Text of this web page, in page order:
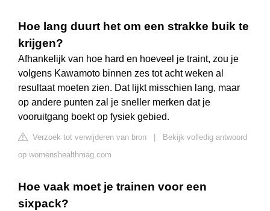
Hoe lang duurt het om een strakke buik te
krijgen?
Afhankelijk van hoe hard en hoeveel je traint, zou je
volgens Kawamoto binnen zes tot acht weken al
resultaat moeten zien. Dat lijkt misschien lang, maar
op andere punten zal je sneller merken dat je
vooruitgang boekt op fysiek gebied.
Verzoek tot verwijderen van bron
Bekijk volledig antwoord
op womenshealthmag.com
Hoe vaak moet je trainen voor een
sixpack?